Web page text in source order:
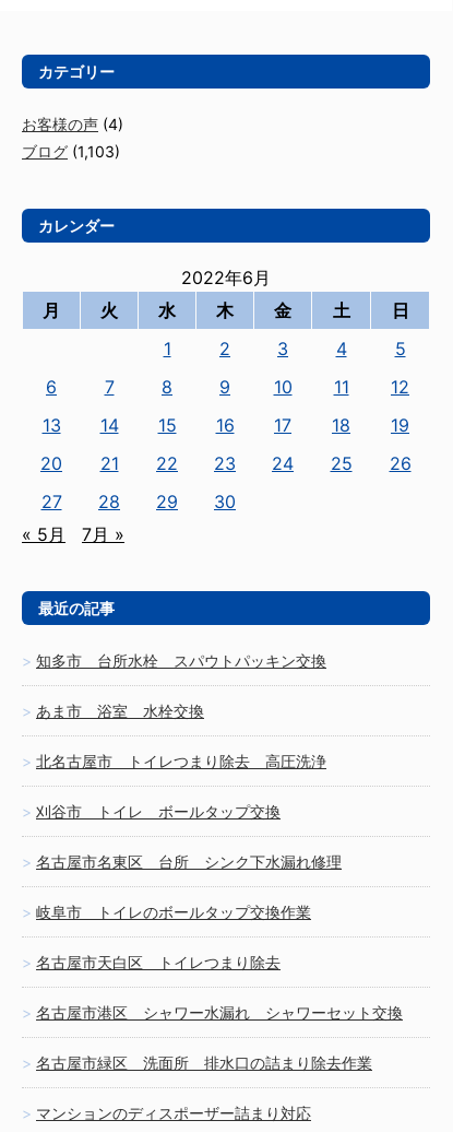
カテゴリー
お客様の声 (4)
ブログ (1,103)
カレンダー
2022年6月
月
火 水 木 金 土
日
1
2 3 4
5
6
7 8 9 10 11
12
13
14 15 16 17 18
19
20
21 22 23 24 25
26
27
28 29
30
« 5月
7月 »
最近の記事
知多市 台所水栓 スパウトパッキン交換
あま市 浴室 水栓交換
北名古屋市 トイレつまり除去 高圧洗浄
刈谷市 トイレ ボールタップ交換
名古屋市名東区 台所 シンク下水漏れ修理
岐阜市 トイレのボールタップ交換作業
名古屋市天白区 トイレつまり除去
名古屋市港区 シャワー水漏れ シャワーセット交換
名古屋市緑区 洗面所 排水口の詰まり除去作業
マンションのディスポーザー詰まり対応